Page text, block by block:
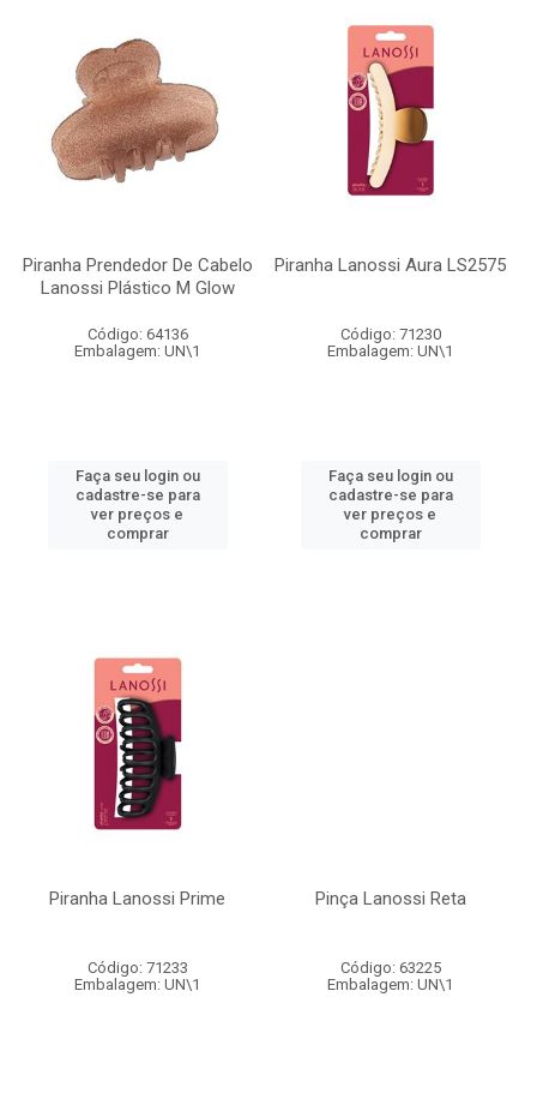
Piranha Prendedor De Cabelo
Lanossi Plástico M Glow
Código: 64136
Embalagem: UN\1
Faça seu login ou
cadastre-se para
ver preços e
comprar
Piranha Lanossi Aura LS2575
Código: 71230
Embalagem: UN\1
Faça seu login ou
cadastre-se para
ver preços e
comprar
Piranha Lanossi Prime
Código: 71233
Embalagem: UN\1
Pinça Lanossi Reta
Código: 63225
Embalagem: UN\1